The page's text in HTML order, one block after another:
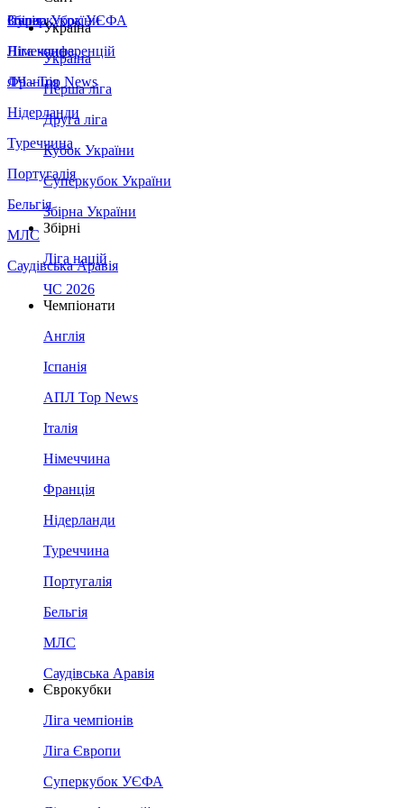
Збірна України
Італія
Німеччина
Франція
Нідерланди
Туреччина
Португалія
Бельгія
МЛС
Саудівська Аравія
Суперкубок УЄФА
Ліга конференцій
ЛЧ - Top News
Україна
Україна
Перша ліга
Друга ліга
Кубок України
Суперкубок України
Збірна України
Збірні
Ліга націй
ЧС 2026
Чемпіонати
Англія
Іспанія
АПЛ Top News
Італія
Німеччина
Франція
Нідерланди
Туреччина
Португалія
Бельгія
МЛС
Саудівська Аравія
Єврокубки
Ліга чемпіонів
Ліга Європи
Суперкубок УЄФА